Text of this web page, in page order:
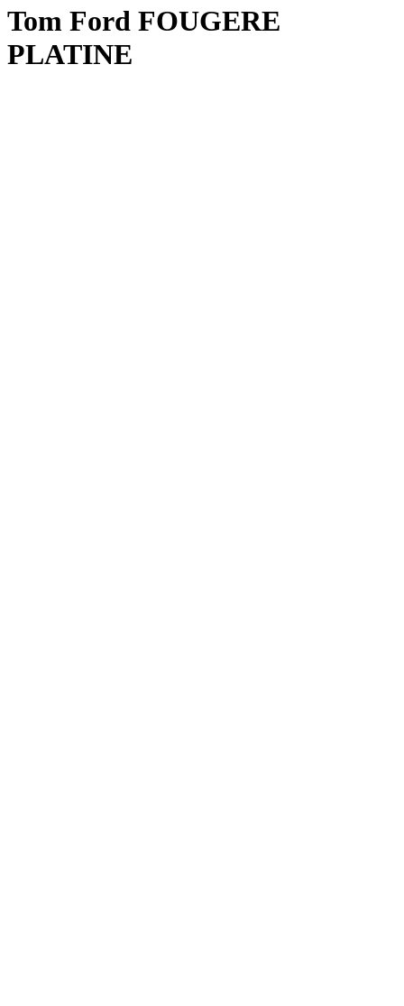
Tom Ford FOUGERE
PLATINE